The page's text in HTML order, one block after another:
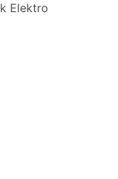
Elektro